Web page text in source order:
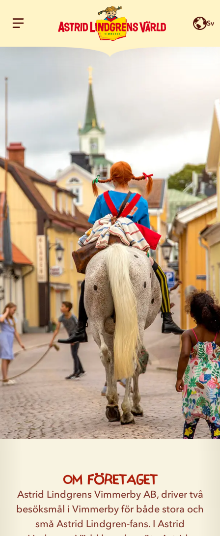
Hoppa till innehållet Sv
Om företaget
Astrid Lindgrens Vimmerby AB, driver två
besöksmål i Vimmerby för både stora och
små Astrid Lindgren-fans. I Astrid